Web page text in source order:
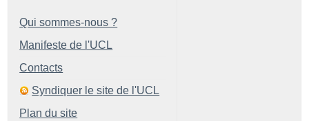
Qui sommes-nous ?
Manifeste de l'UCL
Contacts
Syndiquer le site de l'UCL
Plan du site